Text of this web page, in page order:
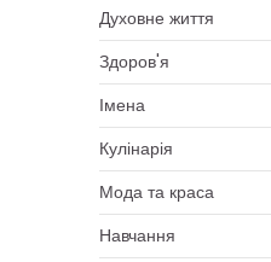
Духовне життя
Здоров'я
Імена
Кулінарія
Мода та краса
Навчання